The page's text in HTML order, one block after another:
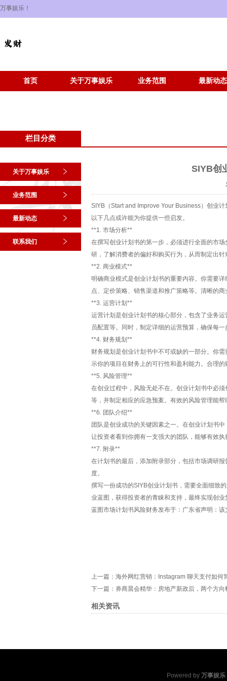
万事娱乐！
首页 关于万事娱乐 业务范围 最新动态
栏目分类
关于万事娱乐
业务范围
最新动态
联系我们
SIYB创
SIYB（Start and Improve Your Business）创业
以下几点或许能为你提供一些启发。
**1. 市场分析**
在撰写创业计划书的第一步，必须进行全面的市
研，了解消费者的偏好和购买行为，从而制定出
**2. 商业模式**
明确商业模式是创业计划书的重要内容。你需要
点、定价策略、销售渠道和推广策略等。清晰的
**3. 运营计划**
运营计划是创业计划书的核心部分，包含了业务
员配置等。同时，制定详细的运营预算，确保每
**4. 财务规划**
财务规划是创业计划书中不可或缺的一部分。你
示你的项目在财务上的可行性和盈利能力。合理
**5. 风险管理**
在创业过程中，风险无处不在。创业计划书中必
等，并制定相应的应急预案。有效的风险管理能
**6. 团队介绍**
团队是创业成功的关键因素之一。在创业计划书
让投资者看到你拥有一支强大的团队，能够有效
**7. 附录**
在计划书的最后，添加附录部分，包括市场调研
度。
撰写一份成功的SIYB创业计划书，需要全面细致
业蓝图，获得投资者的青睐和支持，最终实现创业
蓝图市场计划书风险财务发布于：广东省声明：
上一篇： 海外网红营销：Instagram 聊天支付如何
下一篇： 券商晨会精华：房地产新政后，两个方
相关资讯
Powered by 万事娱乐